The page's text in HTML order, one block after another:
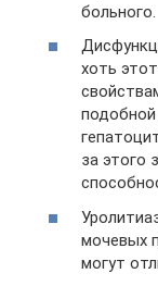
больного.
хоть
подобной
за этого
мочевых
могут